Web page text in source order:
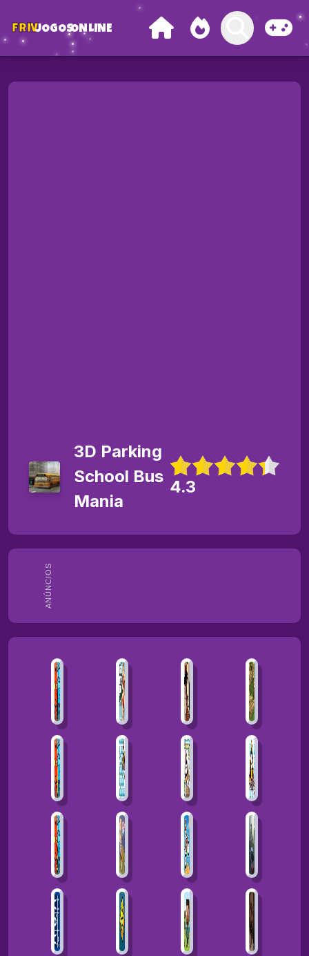
FRIVJOGOSONLINE
ANÚNCIOS
3D Parking
School Bus
Mania
4.3